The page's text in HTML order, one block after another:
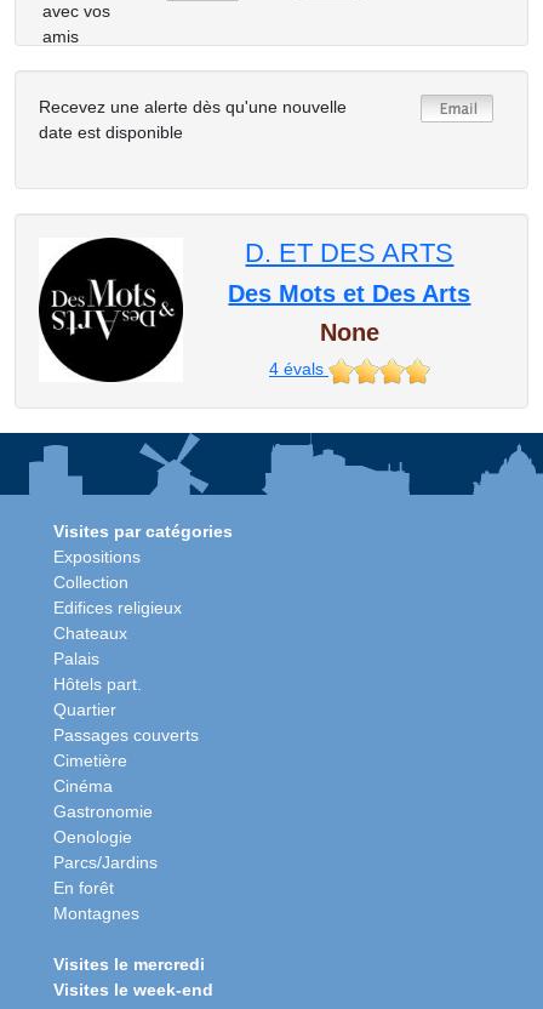
avec vos
amis
Recevez une alerte dès qu'une nouvelle
date est disponible
D. ET DES ARTS
Des Mots et Des Arts
None
4évals
Visites par catégories
Expositions
Collection
Edifices religieux
Chateaux
Palais
Hôtels part.
Quartier
Passages couverts
Cimetière
Cinéma
Gastronomie
Oenologie
Parcs/Jardins
En forêt
Montagnes
Visites le mercredi
Visites le week-end